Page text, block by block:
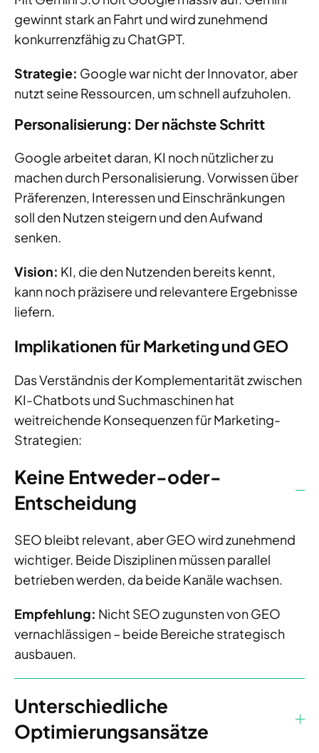
gewinnt stark an Fahrt und wird zunehmend
konkurrenzfähig zu ChatGPT.
Strategie: Google war nicht der Innovator, aber
nutzt seine Ressourcen, um schnell aufzuholen.
Personalisierung: Der nächste Schritt
Google arbeitet daran, KI noch nützlicher zu
machen durch Personalisierung. Vorwissen über
Präferenzen, Interessen und Einschränkungen
soll den Nutzen steigern und den Aufwand
senken.
Vision: KI, die den Nutzenden bereits kennt,
kann noch präzisere und relevantere Ergebnisse
liefern.
Implikationen für Marketing und GEO
Das Verständnis der Komplementarität zwischen
KI-Chatbots und Suchmaschinen hat
weitreichende Konsequenzen für Marketing-
Strategien:
Keine Entweder-oder-
Entscheidung
SEO bleibt relevant, aber GEO wird zunehmend
wichtiger. Beide Disziplinen müssen parallel
betrieben werden, da beide Kanäle wachsen.
Empfehlung: Nicht SEO zugunsten von GEO
vernachlässigen – beide Bereiche strategisch
ausbauen.
Unterschiedliche
Optimierungsansätze